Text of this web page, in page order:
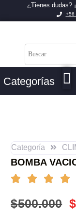
¿Tienes dudas?
+56
Categorías
Categoría
BOMBA
$500.000 $